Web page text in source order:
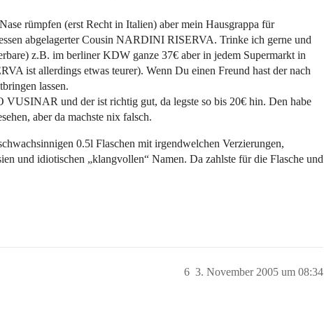
rümpfen (erst Recht in Italien) aber mein Hausgrappa für
abgelagerter Cousin NARDINI RISERVA. Trinke ich gerne und
z.B. im berliner KDW ganze 37€ aber in jedem Supermarkt in
ist allerdings etwas teurer). Wenn Du einen Freund hast der nach
lassen.
und der ist richtig gut, da legste so bis 20€ hin. Den habe
aber da machste nix falsch.
0.5l Flaschen mit irgendwelchen Verzierungen,
und idiotischen „klangvollen“ Namen. Da zahlste für die Flasche und
3. November 2005 um 08:34
6